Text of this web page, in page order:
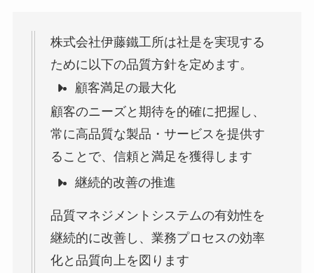
株式会社伊藤鐵工所は社是を実現する
ために以下の品質方針を定めます。
顧客満足の最大化
顧客のニーズと期待を的確に把握し、
常に高品質な製品・サービスを提供す
ることで、信頼と満足を獲得します
継続的改善の推進
品質マネジメントシステムの有効性を
継続的に改善し、業務プロセスの効率
化と品質向上を図ります